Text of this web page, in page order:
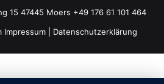
15 47445 Moers +49 176 61 101 464
Impressum Datenschutzerklärung